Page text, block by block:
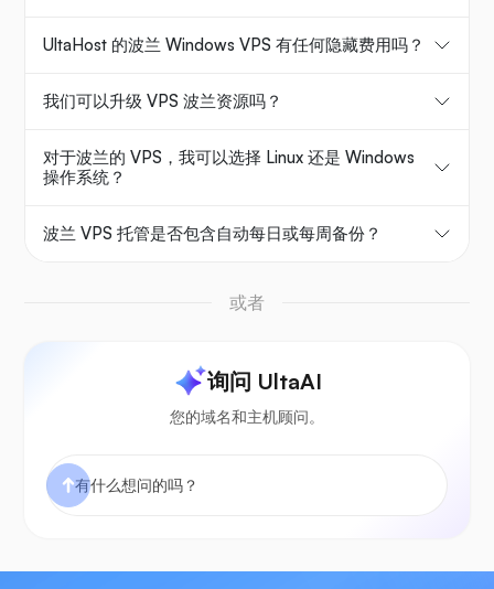
UltaHost 的波兰 Windows VPS 有任何隐藏费用吗？
我们可以升级 VPS 波兰资源吗？
对于波兰的 VPS，我可以选择 Linux 还是 Windows
操作系统？
波兰 VPS 托管是否包含自动每日或每周备份？
或者
询问 UltaAI
您的域名和主机顾问。